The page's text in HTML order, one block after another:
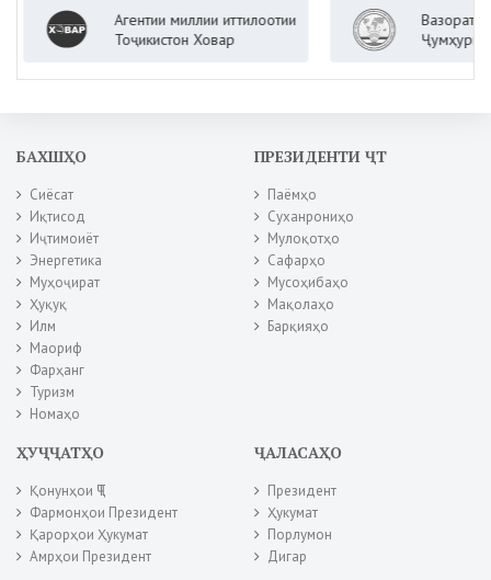
Агентии миллии иттилоотии
Тоҷикистон Ховар
Вазорати корҳои
Ҷумҳурии
БАХШҲО
Сиёсат
Иқтисод
Иҷтимоиёт
Энергетика
Муҳоҷират
Ҳуқуқ
Илм
Маориф
Фарҳанг
Туризм
Номаҳо
ПРЕЗИДЕНТИ ҶТ
Паёмҳо
Суханрониҳо
Мулоқотҳо
Сафарҳо
Мусоҳибаҳо
Мақолаҳо
Барқияҳо
ҲУҶҶАТҲО
Қонунҳои ҶТ
Фармонҳои Президент
Қарорҳои Ҳукумат
Амрҳои Президент
ҶАЛАСАҲО
Президент
Ҳукумат
Порлумон
Дигар